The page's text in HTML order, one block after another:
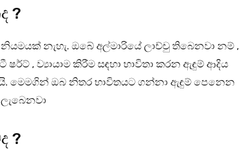
?
නැහැ. ඔබේ අල්මාරියේ ලාච්චු තිබෙනවා නම් ,
, ව්‍යායාම කිරීම සඳහා භාවිතා කරන ඇඳුම් ආදිය
මෙමගින් ඔබ නිතර භාවිතයට ගන්නා ඇඳුම් පෙනෙන
?